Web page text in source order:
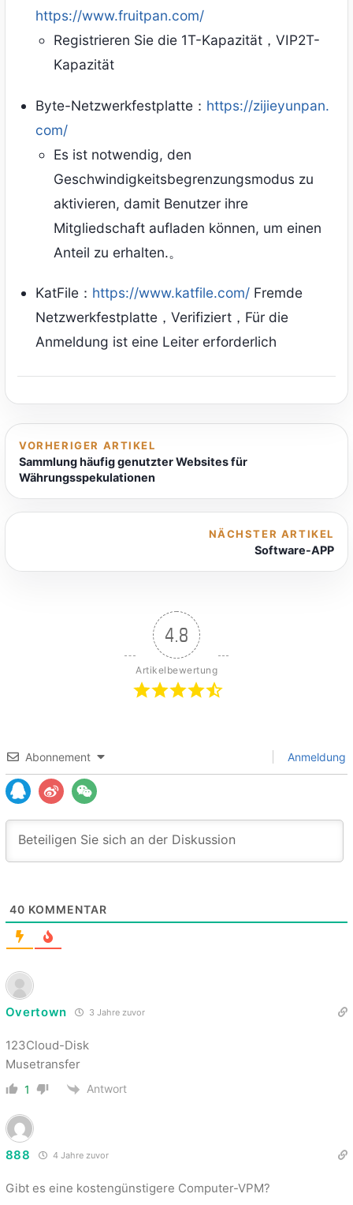
https://www.fruitpan.com/
Registrieren Sie die 1T-Kapazität，VIP2T-
Kapazität
Byte-Netzwerkfestplatte： https://zijieyunpan.
com/
Es ist notwendig, den
Geschwindigkeitsbegrenzungsmodus zu
aktivieren, damit Benutzer ihre
Mitgliedschaft aufladen können, um einen
Anteil zu erhalten.。
KatFile： https://www.katfile.com/ Fremde
Netzwerkfestplatte，Verifiziert，Für die
Anmeldung ist eine Leiter erforderlich
VORHERIGER ARTIKEL
Sammlung häufig genutzter Websites für
Währungsspekulationen
NÄCHSTER ARTIKEL
Software-APP
4.8
Artikelbewertung
Abonnement Anmeldung
40 KOMMENTAR
Overtown 3 Jahre zuvor
123Cloud-Disk
Musetransfer
1 Antwort
888 4 Jahre zuvor
Gibt es eine kostengünstigere Computer-VPM?